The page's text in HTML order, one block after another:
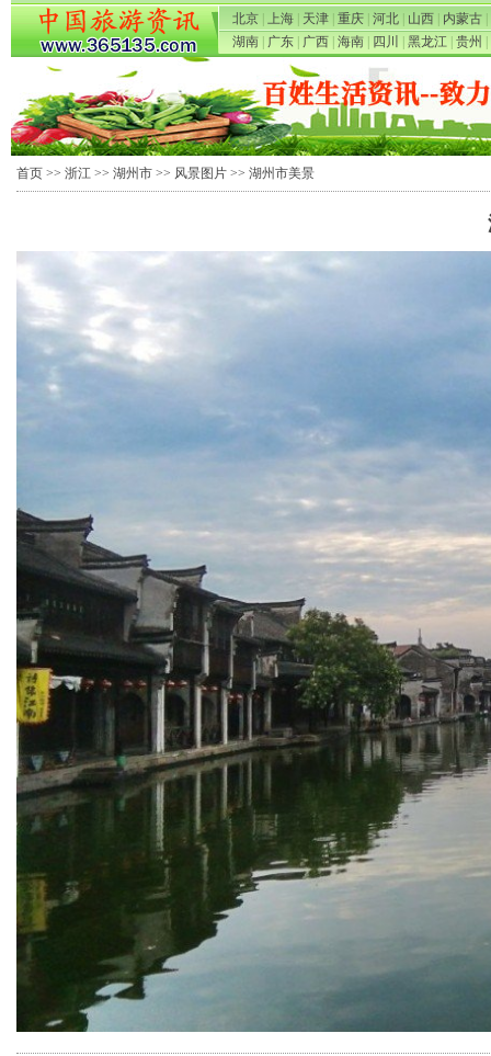
北京 上海 天津 重庆 河北 山西 内蒙古
湖南
广东 广西 海南 四川 黑龙江 贵州
首页 >> 浙江 >> 湖州市 >> 风景图片 >> 湖州市美景